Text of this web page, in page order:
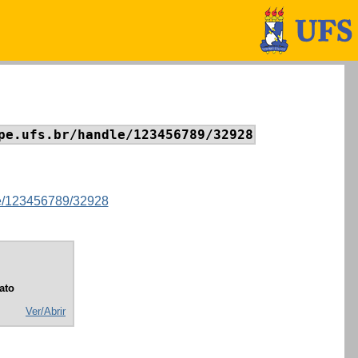
handle/123456789/32928
123456789/32928
Ver/Abrir